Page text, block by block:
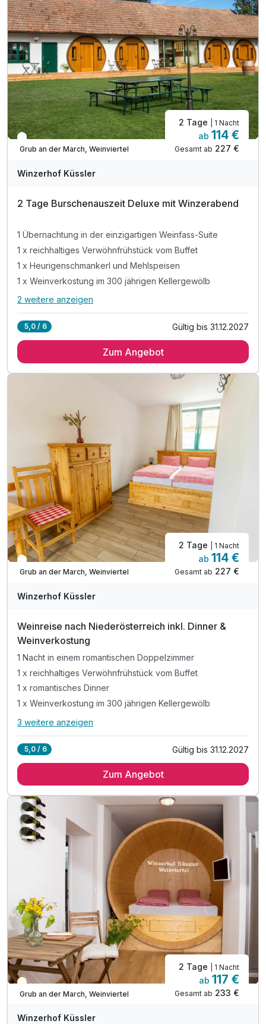
1 x Flasche Like a Kiss Cuvée rot
inkl. Parkplatz- und W-LAN Nutzung im Hotel
In 3 Wochen wieder frei
Grub an der March, Weinviertel
2 Tage | 1 Nacht
ab 114 €
Gesamt ab 227 €
Winzerhof Küssler
2 Tage Burschenauszeit Deluxe mit Winzerabend
1 Übernachtung in der einzigartigen Weinfass-Suite
1 x reichhaltiges Verwöhnfrühstück vom Buffet
1 x Heurigenschmankerl und Mehlspeisen
1 x Weinverkostung im 300 jährigen Kellergewölb
Alle Inklusivleistungen
1 x reichhaltiges Verwöhnfrühstück vom Buffet
1 x Weinverkostung im 300 jährigen Kellergewölb
inkl. Parkplatz- und W-LAN Nutzung im Hotel
2 weitere anzeigen
5,0 / 6 Gültig bis 31.12.2027
Zum Angebot
In 3 Wochen wieder frei
Grub an der March, Weinviertel
2 Tage | 1 Nacht
ab 114 €
Gesamt ab 227 €
Winzerhof Küssler
Weinreise nach Niederösterreich inkl. Dinner &
Weinverkostung
1 Nacht in einem romantischen Doppelzimmer
1 x reichhaltiges Verwöhnfrühstück vom Buffet
1 x romantisches Dinner
1 x Weinverkostung im 300 jährigen Kellergewölb
Alle Inklusivleistungen
1 x reichhaltiges Verwöhnfrühstück vom Buffet
1 x Weinverkostung im 300 jährigen Kellergewölb
1 x Führung durch den Winzerhof inkl. Kellerrei
1 x Flasche Mineralwasser
inkl. Parkplatz- und W-LAN Nutzung im Hotel
3 weitere anzeigen
5,0 / 6 Gültig bis 31.12.2027
Zum Angebot
Teilweise ausgelastet
Grub an der March, Weinviertel
2 Tage | 1 Nacht
ab 117 €
Gesamt ab 233 €
Winzerhof Küssler